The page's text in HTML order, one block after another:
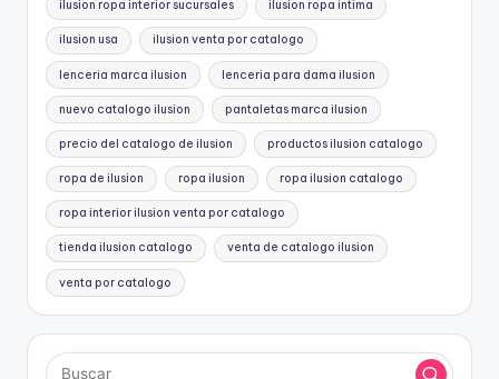
ilusion ropa interior sucursales ilusion ropa intima
ilusion usa ilusion venta por catalogo
lenceria marca ilusion lenceria para dama ilusion
nuevo catalogo ilusion pantaletas marca ilusion
precio del catalogo de ilusion productos ilusion catalogo
ropa de ilusion ropa ilusion ropa ilusion catalogo
ropa interior ilusion venta por catalogo
tienda ilusion catalogo venta de catalogo ilusion
venta por catalogo